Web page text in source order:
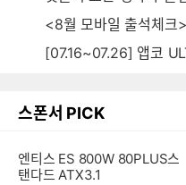
<8월 모바일 출석체크
[07.16~07.26] 앱코 ULTIMATE
스폰서 PICK
엔티스 ES 800W 80PLUS스
탠다드 ATX3.1